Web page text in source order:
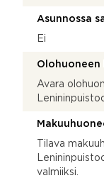
Asunnossa
Ei
Avara
Tilava
valmiiksi.